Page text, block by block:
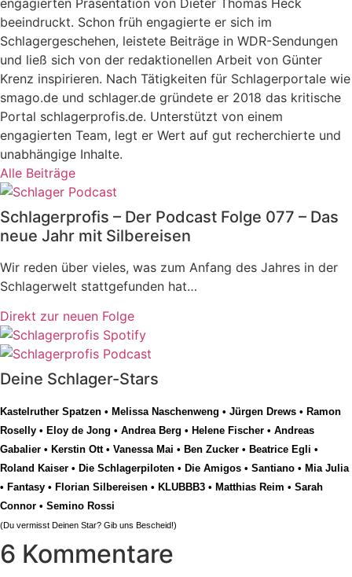
beeindruckt. Schon früh engagierte er sich im
Schlagergeschehen, leistete Beiträge in WDR-Sendungen
und ließ sich von der redaktionellen Arbeit von Günter
Krenz inspirieren. Nach Tätigkeiten für Schlagerportale wie
smago.de und schlager.de gründete er 2018 das kritische
Portal schlagerprofis.de. Unterstützt von einem
engagierten Team, legt er Wert auf gut recherchierte und
unabhängige Inhalte.
Alle Beiträge
Schlagerprofis – Der Podcast Folge 077 – Das
neue Jahr mit Silbereisen
Wir reden über vieles, was zum Anfang des Jahres in der
Schlagerwelt stattgefunden hat…
Direkt zur neuen Folge
Deine Schlager-Stars
Kastelruther Spatzen • Melissa Naschenweng • Jürgen Drews • Ramon
Roselly • Eloy de Jong • Andrea Berg • Helene Fischer • Andreas
Gabalier • Kerstin Ott• Vanessa Mai • Ben Zucker • Beatrice Egli •
Roland Kaiser • Die Schlagerpiloten • Die Amigos • Santiano • Mia Julia
• Fantasy • Florian Silbereisen • KLUBBB3 • Matthias Reim • Sarah
Connor • Semino Rossi
(Du vermisst Deinen Star? Gib uns Bescheid!)
6 Kommentare